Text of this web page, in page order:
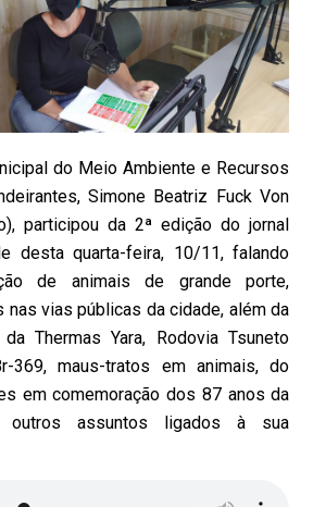
do Meio Ambiente e Recursos
Simone Beatriz Fuck Von
participou da 2ª edição do jornal
desta quarta-feira, 10/11, falando
de animais de grande porte,
nas vias públicas da cidade, além da
Thermas Yara, Rodovia Tsuneto
369, maus-tratos em animais, do
em comemoração dos 87 anos da
outros assuntos ligados à sua